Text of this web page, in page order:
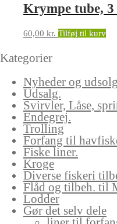
Krympe tube, 3
60,00 kr. Tilføj til kurv
Kategorier
Nyheder og
Udsalg.
Svirvler, Låse,
Endegrej.
Trolling
Forfang til
Fiske liner.
Kroge
Diverse fiskeri
Flåd og tilbeh. til
Lodder
Gør det selv dele